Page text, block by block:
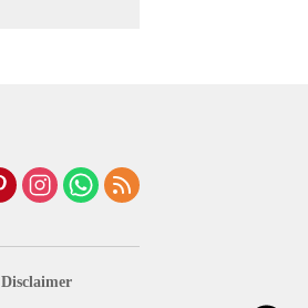
Disclaimer